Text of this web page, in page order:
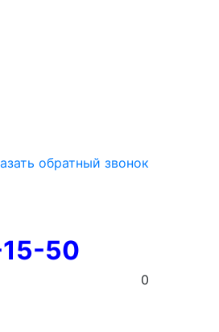
обратный звонок
50
0